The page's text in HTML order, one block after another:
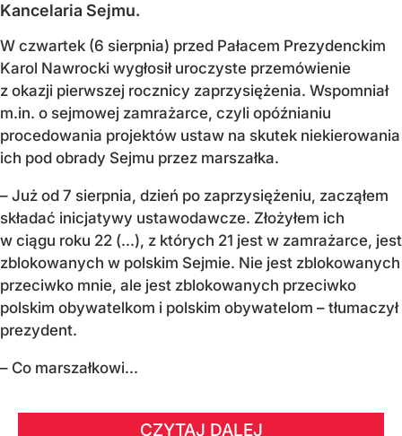
Kancelaria Sejmu.
W czwartek (6 sierpnia) przed Pałacem Prezydenckim
Karol Nawrocki wygłosił uroczyste przemówienie
z okazji pierwszej rocznicy zaprzysiężenia. Wspomniał
m.in. o sejmowej zamrażarce, czyli opóźnianiu
procedowania projektów ustaw na skutek niekierowania
ich pod obrady Sejmu przez marszałka.
– Już od 7 sierpnia, dzień po zaprzysiężeniu, zacząłem
składać inicjatywy ustawodawcze. Złożyłem ich
w ciągu roku 22 (...), z których 21 jest w zamrażarce, jest
zblokowanych w polskim Sejmie. Nie jest zblokowanych
przeciwko mnie, ale jest zblokowanych przeciwko
polskim obywatelkom i polskim obywatelom – tłumaczył
prezydent.
– Co marszałkowi...
CZYTAJ DALEJ